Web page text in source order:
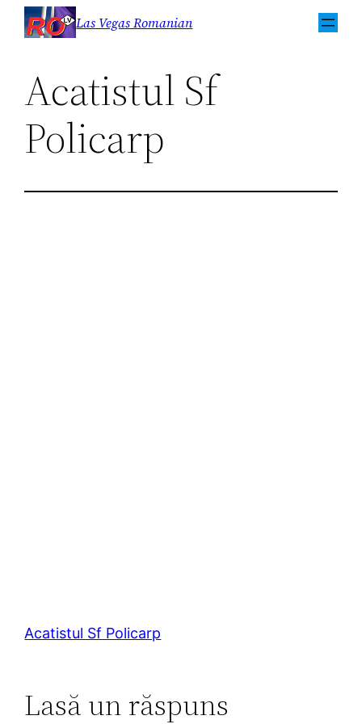
Sari
Las Vegas Romanian
Acatistul Sf
Policarp
Acatistul Sf Policarp
Lasă un răspuns